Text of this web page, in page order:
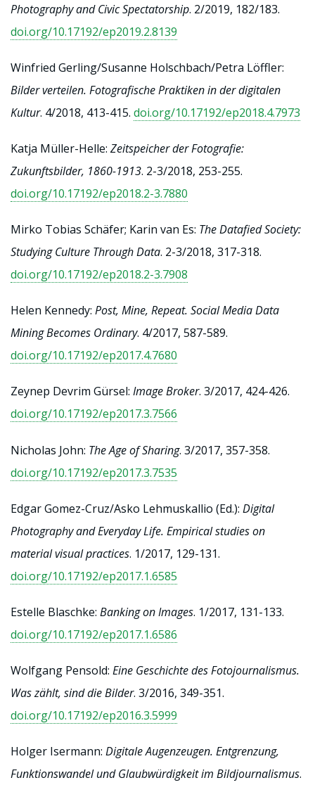
Photography and Civic Spectatorship. 2/2019, 182/183.
doi.org/10.17192/ep2019.2.8139
Winfried Gerling/Susanne Holschbach/Petra Löffler:
Bilder verteilen. Fotografische Praktiken in der digitalen
Kultur. 4/2018, 413-415. doi.org/10.17192/ep2018.4.7973
Katja Müller-Helle: Zeitspeicher der Fotografie:
Zukunftsbilder, 1860-1913. 2-3/2018, 253-255.
doi.org/10.17192/ep2018.2-3.7880
Mirko Tobias Schäfer; Karin van Es: The Datafied Society:
Studying Culture Through Data. 2-3/2018, 317-318.
doi.org/10.17192/ep2018.2-3.7908
Helen Kennedy: Post, Mine, Repeat. Social Media Data
Mining Becomes Ordinary. 4/2017, 587-589.
doi.org/10.17192/ep2017.4.7680
Zeynep Devrim Gürsel: Image Broker. 3/2017, 424-426.
doi.org/10.17192/ep2017.3.7566
Nicholas John: The Age of Sharing. 3/2017, 357-358.
doi.org/10.17192/ep2017.3.7535
Edgar Gomez-Cruz/Asko Lehmuskallio (Ed.): Digital
Photography and Everyday Life. Empirical studies on
material visual practices. 1/2017, 129-131.
doi.org/10.17192/ep2017.1.6585
Estelle Blaschke: Banking on Images. 1/2017, 131-133.
doi.org/10.17192/ep2017.1.6586
Wolfgang Pensold: Eine Geschichte des Fotojournalismus.
Was zählt, sind die Bilder. 3/2016, 349-351.
doi.org/10.17192/ep2016.3.5999
Holger Isermann: Digitale Augenzeugen. Entgrenzung,
Funktionswandel und Glaubwürdigkeit im Bildjournalismus.